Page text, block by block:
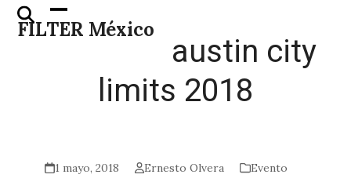
Skip
FILTER México
Open
mobile
Close
mobile
austin city
limits 2018
1 mayo, 2018 Ernesto Olvera Evento